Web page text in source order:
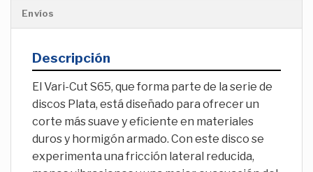
Envíos
Descripción
El Vari-Cut S65, que forma parte de la serie de
discos Plata, está diseñado para ofrecer un
corte más suave y eficiente en materiales
duros y hormigón armado. Con este disco se
experimenta una fricción lateral reducida,